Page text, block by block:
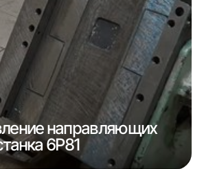
направляющих
6Р81